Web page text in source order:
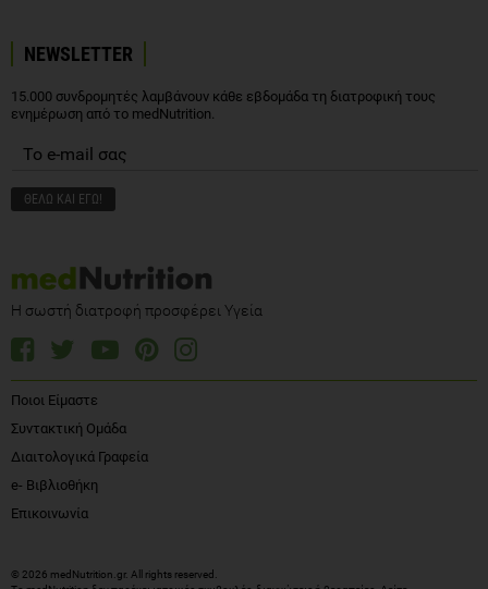
NEWSLETTER
15.000 συνδρομητές λαμβάνουν κάθε εβδομάδα τη διατροφική τους
ενημέρωση από το medNutrition.
Η σωστή διατροφή προσφέρει Υγεία
Ποιοι Είμαστε
Συντακτική Ομάδα
Διαιτολογικά Γραφεία
e- Βιβλιοθήκη
Επικοινωνία
© 2026 medNutrition.gr. All rights reserved.